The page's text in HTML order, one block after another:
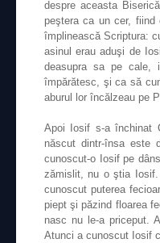
despre aceasta
peştera ca un cer,
împlinească Scriptura:
asinul erau aduşi de
deasupra sa pe cale,
împărătesc, şi ca să
aburul lor încălzeau pe
Apoi Iosif s-a închinat
născut dintr-însa este
cunoscut-o Iosif pe
zămislit, nu o ştia
cunoscut puterea
piept şi păzind floarea
nasc nu le-a priceput.
Atunci a cunoscut Iosif